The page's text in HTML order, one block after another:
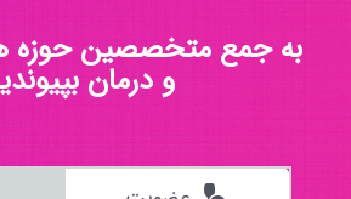
به جمع متخصصین حوزه
و درمان